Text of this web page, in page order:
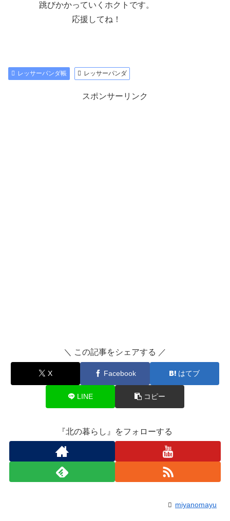
跳びかかっていくホクトです。
応援してね！
レッサーパンダ帳 レッサーパンダ
スポンサーリンク
＼ この記事をシェアする ／
X Facebook はてブ
LINE コピー
『北の暮らし』をフォローする
miyanomayu